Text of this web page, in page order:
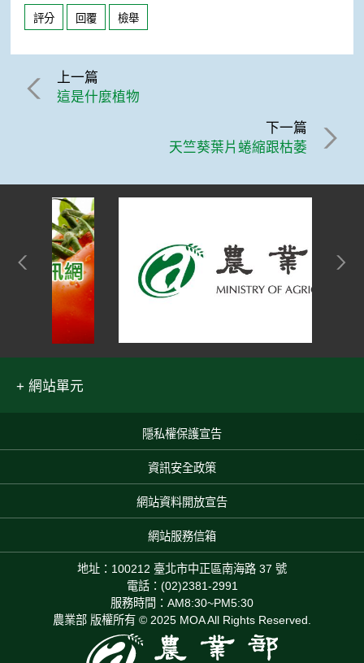
評分 回覆 檢舉
上一篇
這是什麼植物
下一篇
天竺葵葉片蜷縮跟枯萎
網站單元
隱私權保護宣告
資訊安全政策
網站資料開放宣告
網站服務信箱
地址：100212 臺北市中正區南海路 37 號
電話：(02)2381-2991
服務時間：AM8:30~PM5:30
農業部 版權所有 © 2025 MOA All Rights Reserved.